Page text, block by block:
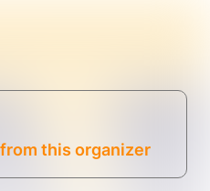
this organizer